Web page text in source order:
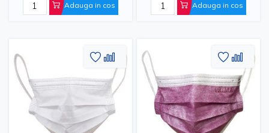
Adauga in cos Adauga in cos
Adaugati
Lista
de
Dorinte
Adaugati
pentru
comparare
Lista
de
Dorinte